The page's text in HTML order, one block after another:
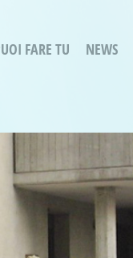
ergoterapica
Progetti in corso
Progetti conclusi
FARE TU NEWS